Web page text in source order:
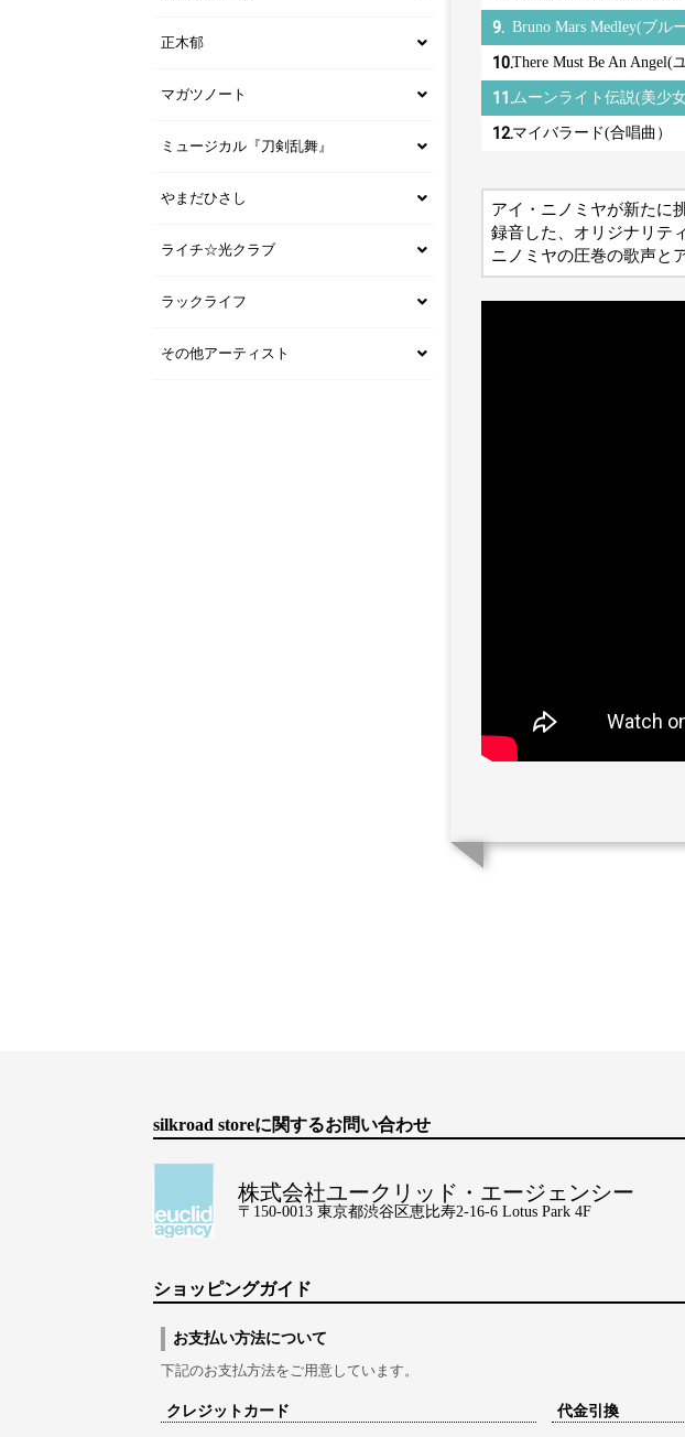
9. Bruno Mars Medley(ブル
10.There Must Be An Angel(
11.ムーンライト伝説(美少
12.マイバラード(合唱曲）
アイ・ニノミヤが新たに
録音した、オリジナリテ
ニノミヤの圧巻の歌声と
正木郁
マガツノート
ミュージカル『刀剣乱舞』
やまだひさし
ライチ☆光クラブ
ラックライフ
その他アーティスト
silkroad storeに関するお問い合わせ
株式会社ユークリッド・エージェンシー
〒150-0013 東京都渋谷区恵比寿2-16-6 Lotus Park 4F
ショッピングガイド
お支払い方法について
下記のお支払方法をご用意しています。
クレジットカード 代金引換